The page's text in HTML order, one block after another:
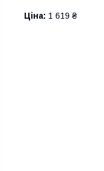
Ціна: 1 619 ₴